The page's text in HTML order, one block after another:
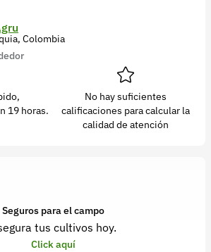
Colombia
19 horas.
No hay suficientes
calificaciones para calcular la
calidad de atención
Seguros para el campo
tus cultivos hoy.
Click aquí